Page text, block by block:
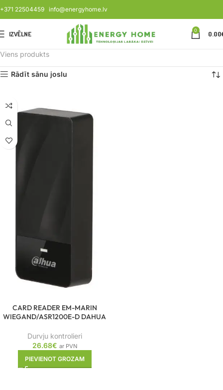
+371 22504459 info@energyhome.lv
IZVĒLNE 0 0.00
Viens produkts
Rādīt sānu joslu
CARD READER EM-MARIN
WIEGAND/ASR1200E-D DAHUA
Durvju kontrolieri
26.68€ ar PVN
PIEVIENOT GROZAM